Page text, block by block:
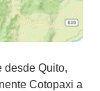
desde Quito,
Cotopaxi a